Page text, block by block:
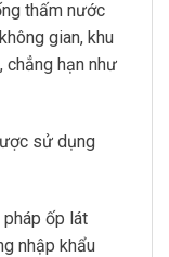
thấm nước
gian, khu
hạn như
sử dụng
ốp lát
nhập khẩu